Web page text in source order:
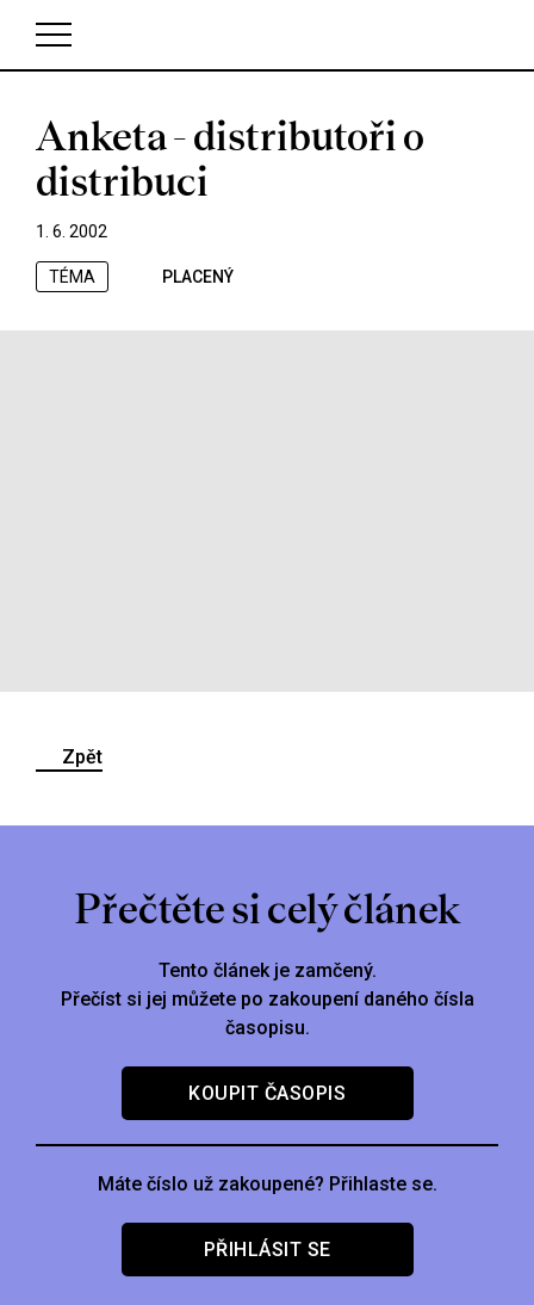
V košíku zatím nemáte žádné položky.
Anketa - distributoři o
distribuci
1. 6. 2002
TÉMA PLACENÝ
Zpět
Přečtěte si celý článek
Tento článek je zamčený.
Přečíst si jej můžete po zakoupení daného čísla
časopisu.
KOUPIT ČASOPIS
Máte číslo už zakoupené? Přihlaste se.
PŘIHLÁSIT SE